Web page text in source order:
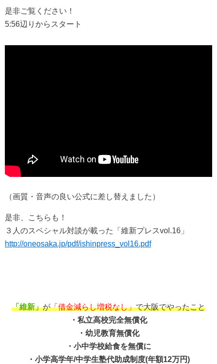
是非ご覧ください！
5:56辺りからスタート
（画質・音声の良い公式に差し替えました）
是非、こちらも！
３人のスペシャル対談が載った「維新プレスvol.16」
http://oneosaka.jp/pdf/ishinpress_vol16.pdf
「維新」が「借金減らし増税なし」で大阪でやったこと
・私立高校完全無償化
・幼児教育無償化
・小中学校給食を無償に
・小学高学年/中学生塾代助成制度(年額12万円)